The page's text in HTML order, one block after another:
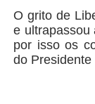
O grito de
e ultrapassou
por isso os
do